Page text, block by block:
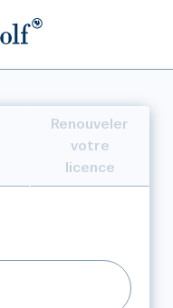
Renouveler
votre
licence